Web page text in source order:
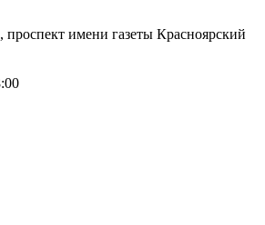
проспект имени газеты Красноярский